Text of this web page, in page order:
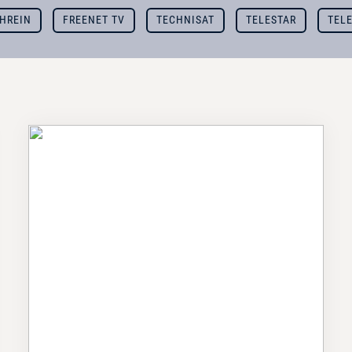
FREENET TV TECHNISAT TELESTAR